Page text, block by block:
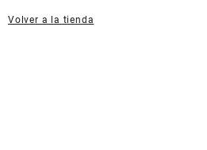
Volver a la tienda